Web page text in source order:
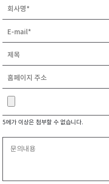
5메가 이상은 첨부할 수 없습니다.